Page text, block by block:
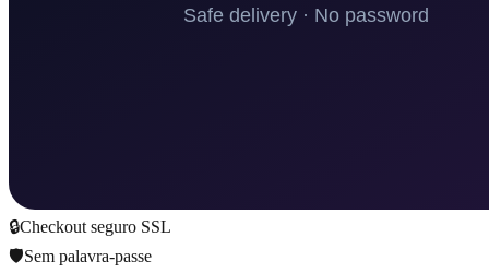
🔒Checkout seguro SSL
🛡️Sem palavra-passe